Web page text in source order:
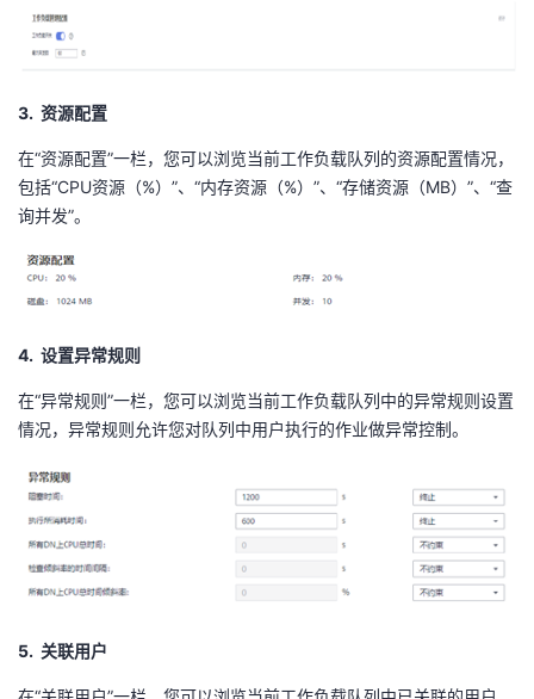
3. 资源配置
在“资源配置”一栏，您可以浏览当前工作负载队列的资源配置情况，
包括“CPU资源（%）”、“内存资源（%）”、“存储资源（MB）”、“查
询并发”。
4. 设置异常规则
在“异常规则”一栏，您可以浏览当前工作负载队列中的异常规则设置
情况，异常规则允许您对队列中用户执行的作业做异常控制。
5. 关联用户